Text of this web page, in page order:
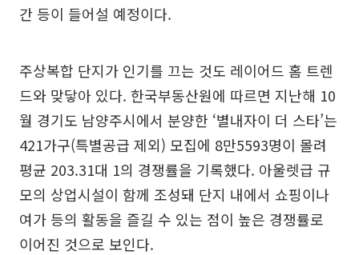
간 등이 들어설 예정이다.
주상복합 단지가 인기를 끄는 것도 레이어드 홈 트렌
드와 맞닿아 있다. 한국부동산원에 따르면 지난해 10
월 경기도 남양주시에서 분양한 ‘별내자이 더 스타’는
421가구(특별공급 제외) 모집에 8만5593명이 몰려
평균 203.31대 1의 경쟁률을 기록했다. 아울렛급 규
모의 상업시설이 함께 조성돼 단지 내에서 쇼핑이나
여가 등의 활동을 즐길 수 있는 점이 높은 경쟁률로
이어진 것으로 보인다.